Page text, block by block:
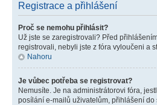
Registrace a přihlášení
Proč se nemohu přihlásit?
Už jste se zaregistrovali? Před
registrovali, nebyli jste z fóra vyloučeni a
Nahoru
Je vůbec potřeba se registrovat?
Nemusíte. Je na administrátorovi fóra,
posílání e-mailů uživatelům, přihlášení